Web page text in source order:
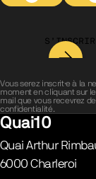
Vous serez inscrit·e à la
moment en cliquant sur
mail que vous recevrez
confidentialité.
Quai10
Quai Arthur
6000 Charleroi